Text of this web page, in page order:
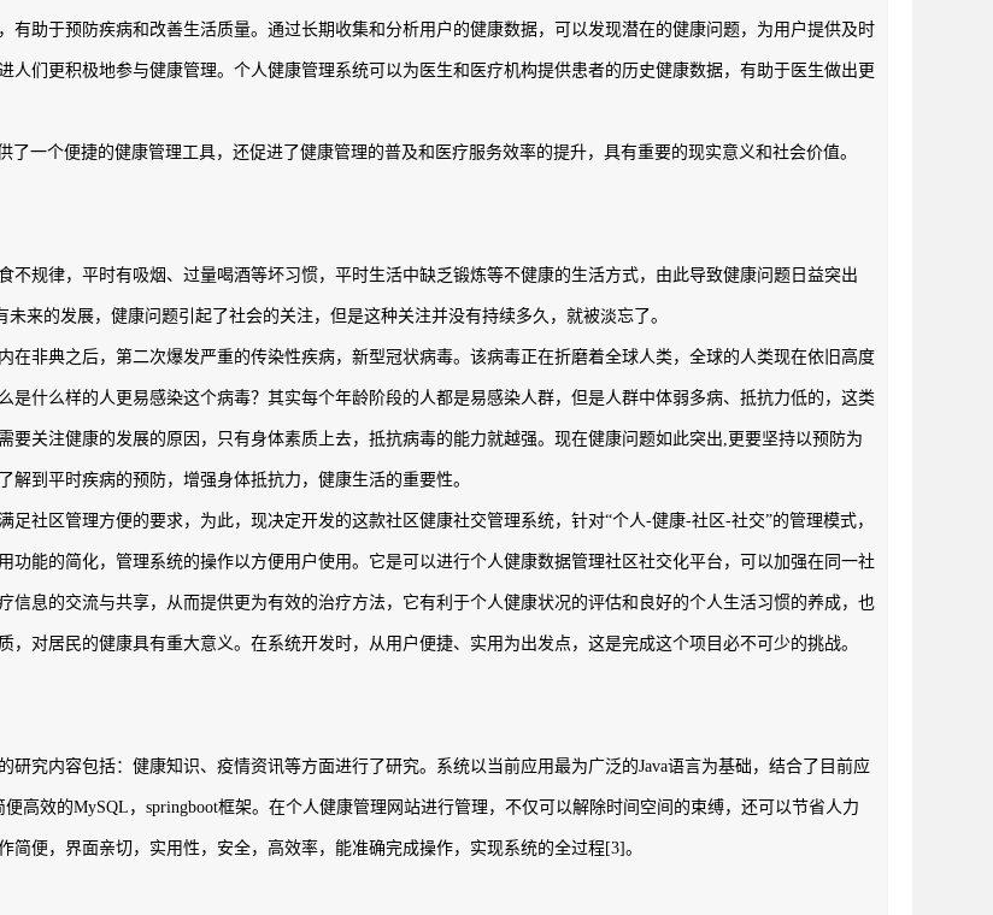
助于预防疾病和改善生活质量。通过长期收集和分析用户的健康数据，可以发现潜在的健康问题，为用户提供及时
们更积极地参与健康管理。个人健康管理系统可以为医生和医疗机构提供患者的历史健康数据，有助于医生做出更
一个便捷的健康管理工具，还促进了健康管理的普及和医疗服务效率的提升，具有重要的现实意义和社会价值。
规律，平时有吸烟、过量喝酒等坏习惯，平时生活中缺乏锻炼等不健康的生活方式，由此导致健康问题日益突出
来的发展，健康问题引起了社会的关注，但是这种关注并没有持续多久，就被淡忘了。
在非典之后，第二次爆发严重的传染性疾病，新型冠状病毒。该病毒正在折磨着全球人类，全球的人类现在依旧高度
什么样的人更易感染这个病毒？其实每个年龄阶段的人都是易感染人群，但是人群中体弱多病、抵抗力低的，这类
关注健康的发展的原因，只有身体素质上去，抵抗病毒的能力就越强。现在健康问题如此突出,更要坚持以预防为
到平时疾病的预防，增强身体抵抗力，健康生活的重要性。
社区管理方便的要求，为此，现决定开发的这款社区健康社交管理系统，针对“个人-健康-社区-社交”的管理模式，
能的简化，管理系统的操作以方便用户使用。它是可以进行个人健康数据管理社区社交化平台，可以加强在同一社
信息的交流与共享，从而提供更为有效的治疗方法，它有利于个人健康状况的评估和良好的个人生活习惯的养成，也
对居民的健康具有重大意义。在系统开发时，从用户便捷、实用为出发点，这是完成这个项目必不可少的挑战。
究内容包括：健康知识、疫情资讯等方面进行了研究。系统以当前应用最为广泛的Java语言为基础，结合了目前应
高效的MySQL，springboot框架。在个人健康管理网站进行管理，不仅可以解除时间空间的束缚，还可以节省人力
便，界面亲切，实用性，安全，高效率，能准确完成操作，实现系统的全过程[3]。